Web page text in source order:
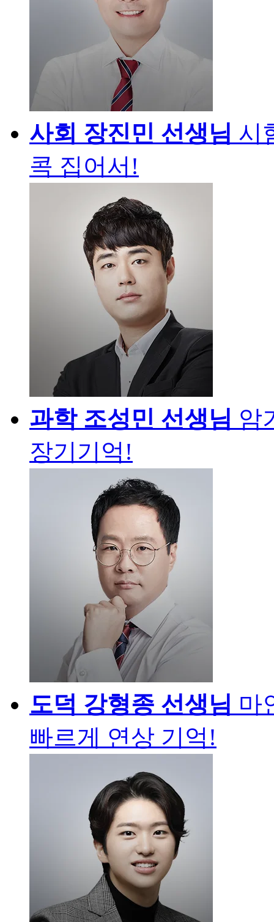
사회 장진민 선생님 시
콕 집어서!
과학 조성민 선생님 암
장기기억!
도덕 강형종 선생님 마
빠르게 연상 기억!